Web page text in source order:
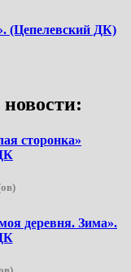
(Цепелевский ДК)
сторонка»
деревня. Зима».